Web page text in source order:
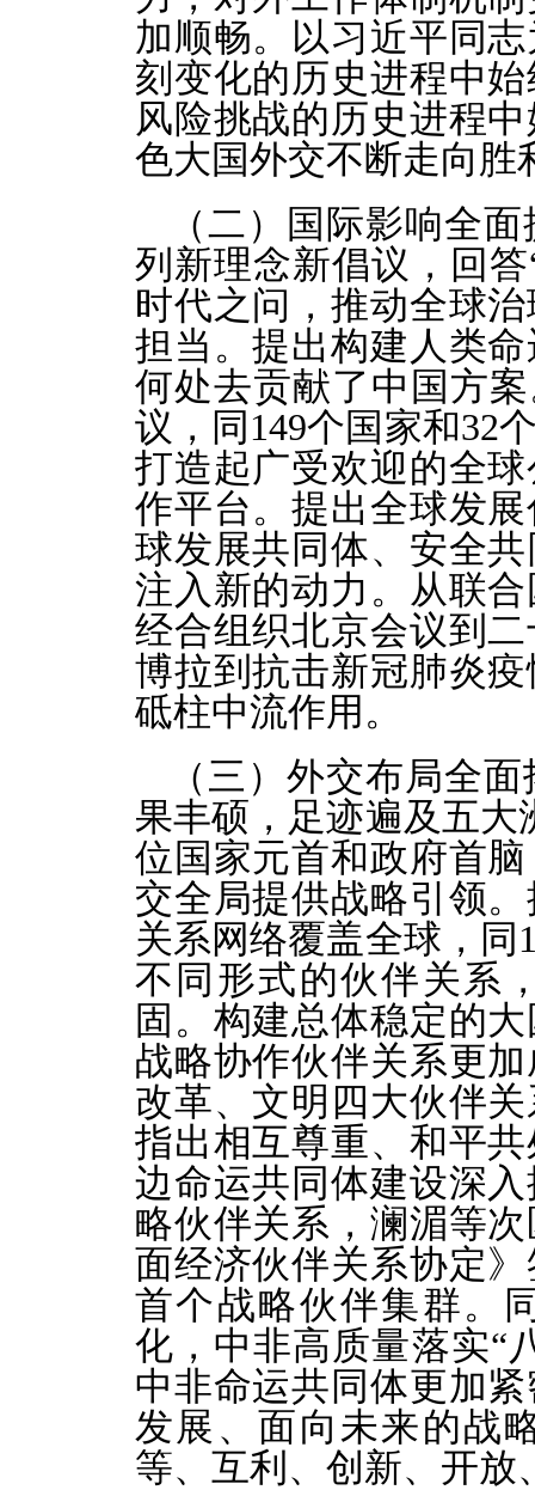
加顺畅。以习近平同
刻变化的历史进程中
风险挑战的历史进程
色大国外交不断走向胜
（二）国际影响全
列新理念新倡议，回
时代之问，推动全球
担当。提出构建人类
何处去贡献了中国方
议，同149个国家和32
打造起广受欢迎的全
作平台。提出全球发
球发展共同体、安全
注入新的动力。从联
经合组织北京会议到
博拉到抗击新冠肺炎
砥柱中流作用。
（三）外交布局全
果丰硕，足迹遍及五大
位国家元首和政府首
交全局提供战略引领
关系网络覆盖全球，同
不同形式的伙伴关系
固。构建总体稳定的
战略协作伙伴关系更
改革、文明四大伙伴
指出相互尊重、和平
边命运共同体建设深
略伙伴关系，澜湄等
面经济伙伴关系协定
首个战略伙伴集群。
化，中非高质量落实“
中非命运共同体更加
发展、面向未来的战
等、互利、创新、开放